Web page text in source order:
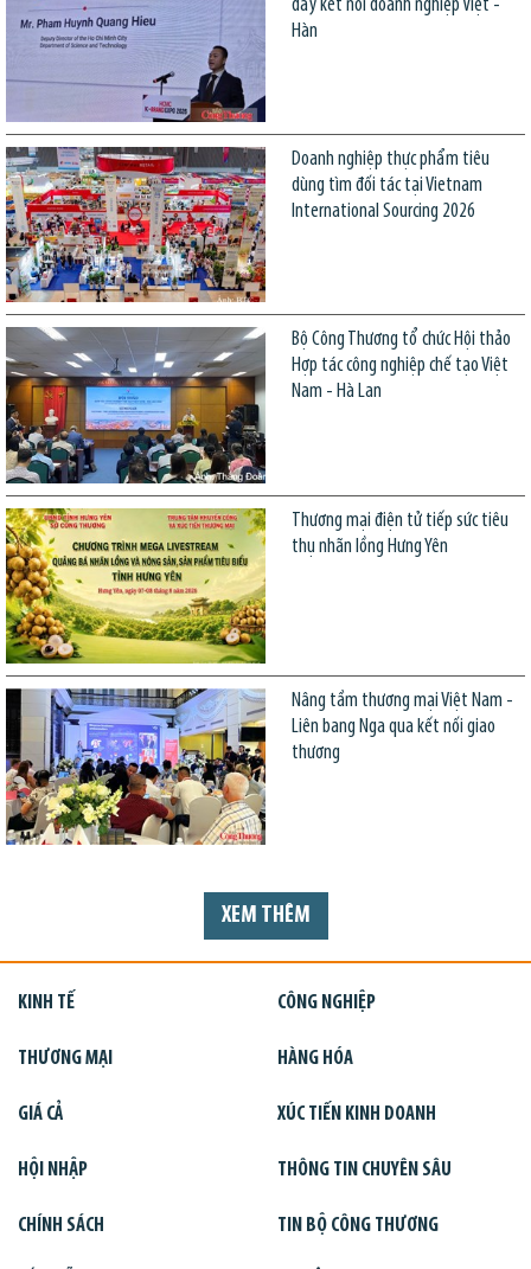
đẩy kết nối doanh nghiệp Việt -
Hàn
Doanh nghiệp thực phẩm tiêu
dùng tìm đối tác tại Vietnam
International Sourcing 2026
Bộ Công Thương tổ chức Hội thảo
Hợp tác công nghiệp chế tạo Việt
Nam - Hà Lan
Thương mại điện tử tiếp sức tiêu
thụ nhãn lồng Hưng Yên
Nâng tầm thương mại Việt Nam -
Liên bang Nga qua kết nối giao
thương
XEM THÊM
KINH TẾ CÔNG NGHIỆP
THƯƠNG MẠI HÀNG HÓA
GIÁ CẢ XÚC TIẾN KINH DOANH
HỘI NHẬP THÔNG TIN CHUYÊN SÂU
CHÍNH SÁCH TIN BỘ CÔNG THƯƠNG